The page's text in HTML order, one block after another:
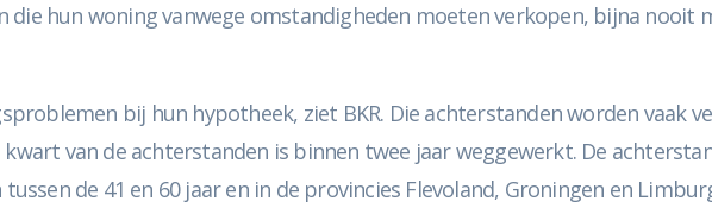
die hun woning vanwege omstandigheden moeten verkopen, bijna nooit
bij hun hypotheek, ziet BKR. Die achterstanden worden vaak
van de achterstanden is binnen twee jaar weggewerkt. De
de 41 en 60 jaar en in de provincies Flevoland, Groningen en